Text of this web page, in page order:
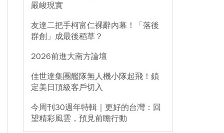
嚴峻現實
友達二把手柯富仁裸辭內幕！「落後
群創」成最後稻草？
2026前進大南方論壇
佳世達集團艦隊無人機小隊起飛！鎖
定美日頂級客戶切入
今周刊30週年特輯｜更好的台灣：回
望精彩風雲，預見前瞻行動